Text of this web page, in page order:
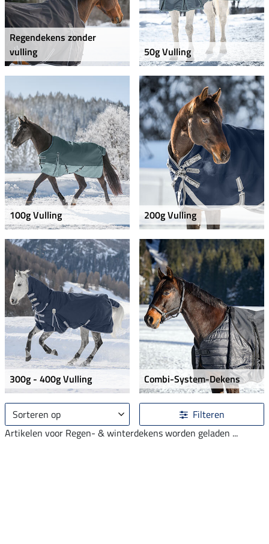
Regendekens zonder
vulling
50g Vulling
100g Vulling 200g Vulling
300g - 400g Vulling Combi-System-Dekens
Sorteren op Filteren